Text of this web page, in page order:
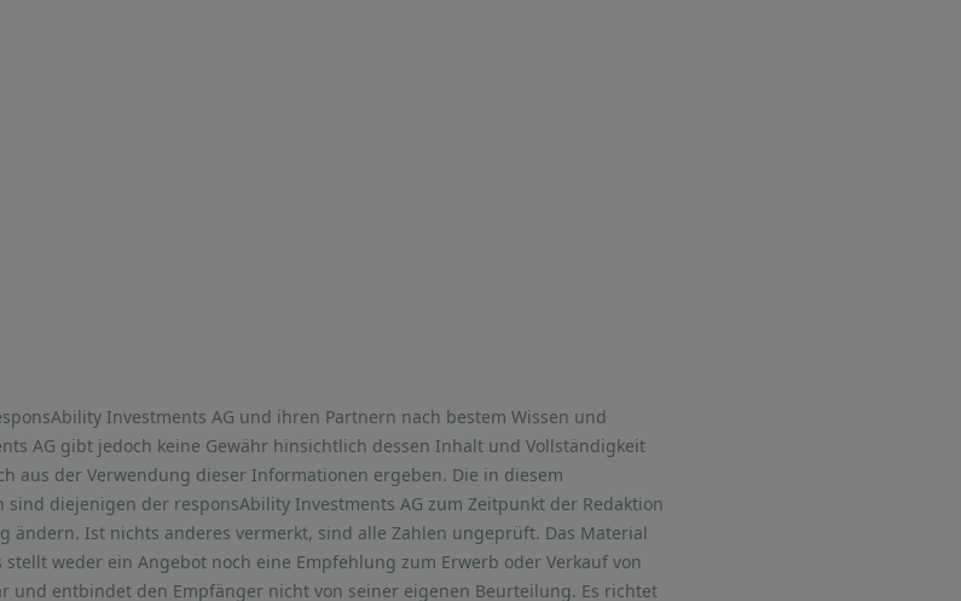
Investments AG und ihren Partnern nach bestem Wissen und
AG gibt jedoch keine Gewähr hinsichtlich dessen Inhalt und Vollständigkeit
aus der Verwendung dieser Informationen ergeben. Die in diesem
diejenigen der responsAbility Investments AG zum Zeitpunkt der Redaktion
ändern. Ist nichts anderes vermerkt, sind alle Zahlen ungeprüft. Das Material
weder ein Angebot noch eine Empfehlung zum Erwerb oder Verkauf von
und entbindet den Empfänger nicht von seiner eigenen Beurteilung. Es richtet